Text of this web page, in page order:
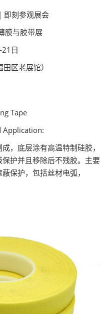
即刻参观展会
膜与胶带展
日
区老展馆）
Tape
Application:
，底层涂有高温特制硅胶，
护并且移除后不残胶。主要
保护，包括丝材电弧，